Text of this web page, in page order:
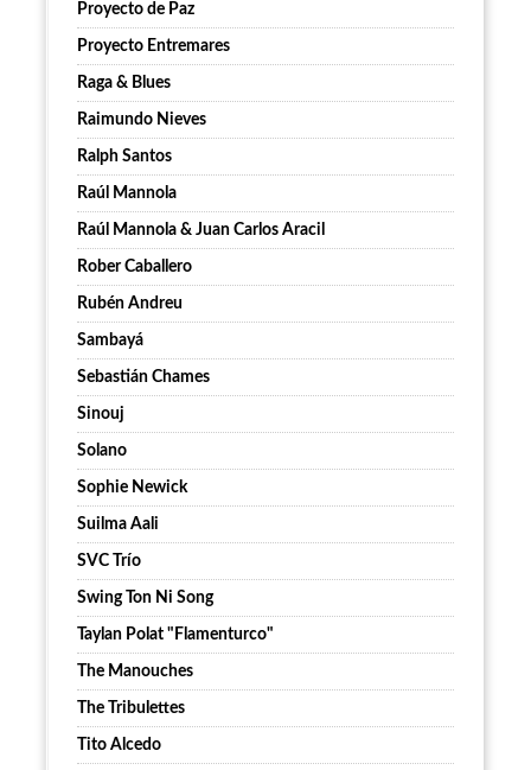
Proyecto de Paz
Proyecto Entremares
Raga & Blues
Raimundo Nieves
Ralph Santos
Raúl Mannola
Raúl Mannola & Juan Carlos Aracil
Rober Caballero
Rubén Andreu
Sambayá
Sebastián Chames
Sinouj
Solano
Sophie Newick
Suilma Aali
SVC Trío
Swing Ton Ni Song
Taylan Polat "Flamenturco"
The Manouches
The Tribulettes
Tito Alcedo